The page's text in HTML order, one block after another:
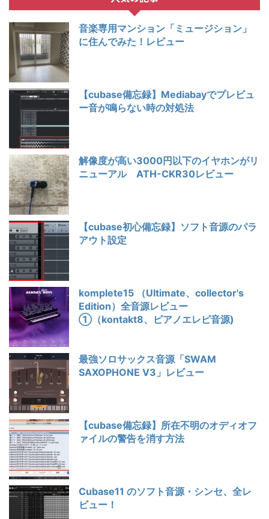
音楽専用マンション「ミュージション」
に住んでみた！レビュー
【cubase備忘録】Mediabayでプレビュ
ー音が鳴らない時の対処法
解像度が高い3000円以下のイヤホンがリ
ニューアル ATH-CKR30レビュー
【cubase初心備忘録】ソフト音源のパラ
アウト設定
komplete15 （Ultimate、collector's
Edition）全音源レビュー
①（kontakt8、ピアノエレピ音源)
最強ソロサックス音源「SWAM
SAXOPHONE V3」レビュー
【cubase備忘録】所在不明のオディオフ
ァイルの警告を消す方法
Cubase11 のソフト音源・シンセ、全レ
ビュー！